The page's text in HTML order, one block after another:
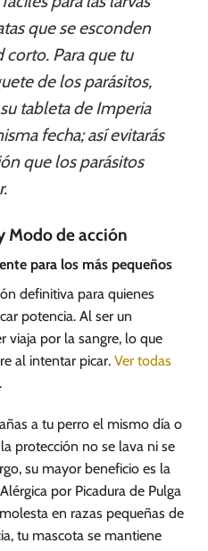
que se esconden
corto. Para que tu
de los parásitos,
tableta de Imperia
fecha; así evitarás
que los parásitos
Modo de acción
para los más pequeños
definitiva para quienes
potencia. Al ser un
viaja por la sangre, lo que
al intentar picar. Ver todas
.
a tu perro el mismo día o
protección no se lava ni se
su mayor beneficio es la
por Picadura de Pulga
en razas pequeñas de
tu mascota se mantiene